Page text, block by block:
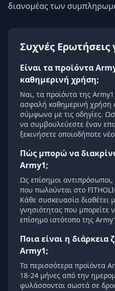
διανομέας των
Συχνές Ερωτήσεις
Είναι τα προϊόντα
καθημερινή χρήση;
Ναι, τα προϊόντα της
ασφαλή καθημερινή χρήση
σύμφωνα με τις οδηγίες.
να συμβουλεύεστε έναν
ξεκινήσετε οποιοδήποτε
Πώς μπορώ να
Army1;
Ως επίσημοι
που πωλούνται στο
Κάθε συσκευασία διαθέτει
γνησιότητας που μπορείτε
επίσημο ιστότοπο της
Ποια είναι η
Army1;
Τα περισσότερα προϊόντα
18-24 μήνες από την
φυλάσσονται σωστά σε